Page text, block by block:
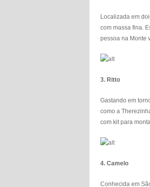
Localizada em
com massa fina.
pessoa na Monte
3. Ritto
Gastando em
como a
com kit para
4. Camelo
Conhecida em